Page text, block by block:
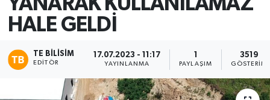
HALE GELDİ
TE BILISIM
EDITÖR
17.07.2023 - 11:17
YAYINLANMA
1
PAYLAŞIM
3519
GÖSTERIM